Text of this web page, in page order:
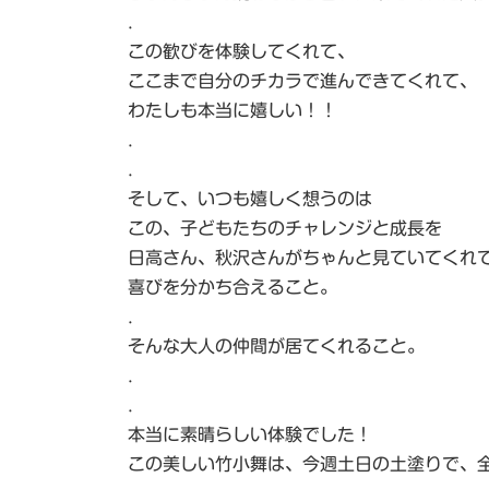
この歓びを体験してくれて、
ここまで自分のチカラで進んできてくれて、
わたしも本当に嬉しい！！
そして、いつも嬉しく想うのは
この、子どもたちのチャレンジと成長を
日高さん、秋沢さんがちゃんと見ていてくれ
喜びを分かち合えること。
そんな大人の仲間が居てくれること。
本当に素晴らしい体験でした！
この美しい竹小舞は、今週土日の土塗りで、